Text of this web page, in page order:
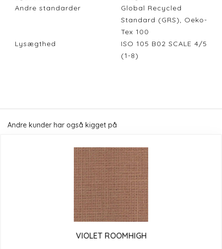
Andre standarder
Global Recycled
Standard (GRS), Oeko-
Tex 100
Lysægthed
ISO 105 B02 SCALE 4/5
(1-8)
Andre kunder har også kigget på
VIOLET ROOMHIGH